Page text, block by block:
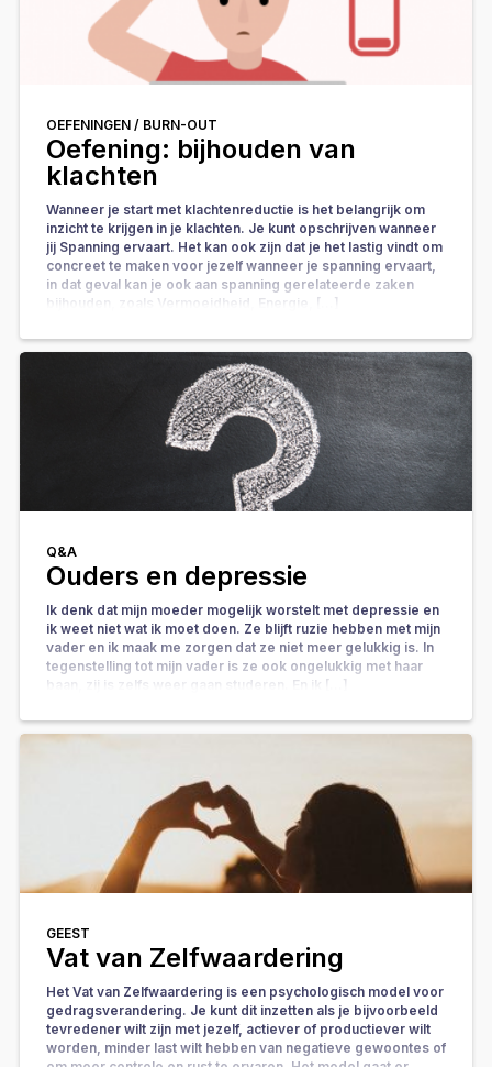
OEFENINGEN / BURN-OUT
Oefening: bijhouden van
klachten
Wanneer je start met klachtenreductie is het belangrijk om
inzicht te krijgen in je klachten. Je kunt opschrijven wanneer
jij Spanning ervaart. Het kan ook zijn dat je het lastig vindt om
concreet te maken voor jezelf wanneer je spanning ervaart,
in dat geval kan je ook aan spanning gerelateerde zaken
bijhouden, zoals Vermoeidheid, Energie, […]
Q&A
Ouders en depressie
Ik denk dat mijn moeder mogelijk worstelt met depressie en
ik weet niet wat ik moet doen. Ze blijft ruzie hebben met mijn
vader en ik maak me zorgen dat ze niet meer gelukkig is. In
tegenstelling tot mijn vader is ze ook ongelukkig met haar
baan, zij is zelfs weer gaan studeren. En ik […]
GEEST
Vat van Zelfwaardering
Het Vat van Zelfwaardering is een psychologisch model voor
gedragsverandering. Je kunt dit inzetten als je bijvoorbeeld
tevredener wilt zijn met jezelf, actiever of productiever wilt
worden, minder last wilt hebben van negatieve gewoontes of